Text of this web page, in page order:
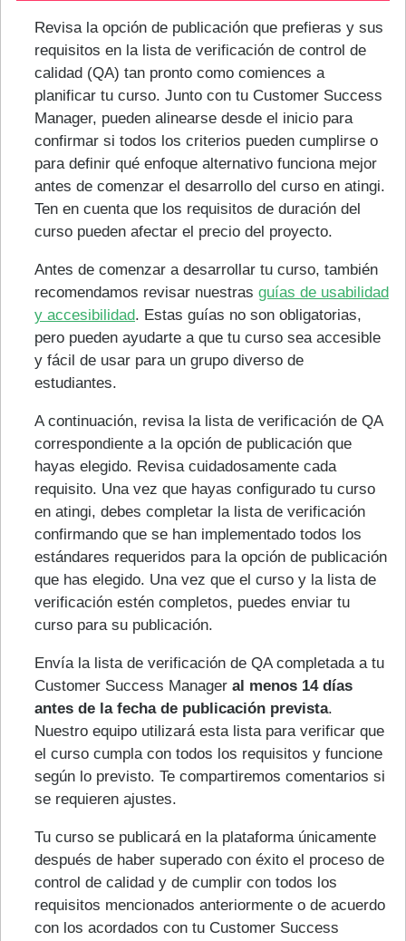
Revisa la opción de publicación que prefieras y sus
requisitos en la lista de verificación de control de
calidad (QA) tan pronto como comiences a
planificar tu curso. Junto con tu Customer Success
Manager, pueden alinearse desde el inicio para
confirmar si todos los criterios pueden cumplirse o
para definir qué enfoque alternativo funciona mejor
antes de comenzar el desarrollo del curso en atingi.
Ten en cuenta que los requisitos de duración del
curso pueden afectar el precio del proyecto.
Antes de comenzar a desarrollar tu curso, también
recomendamos revisar nuestras guías de usabilidad
y accesibilidad. Estas guías no son obligatorias,
pero pueden ayudarte a que tu curso sea accesible
y fácil de usar para un grupo diverso de
estudiantes.
A continuación, revisa la lista de verificación de QA
correspondiente a la opción de publicación que
hayas elegido. Revisa cuidadosamente cada
requisito. Una vez que hayas configurado tu curso
en atingi, debes completar la lista de verificación
confirmando que se han implementado todos los
estándares requeridos para la opción de publicación
que has elegido. Una vez que el curso y la lista de
verificación estén completos, puedes enviar tu
curso para su publicación.
Envía la lista de verificación de QA completada a tu
Customer Success Manager al menos 14 días
antes de la fecha de publicación prevista.
Nuestro equipo utilizará esta lista para verificar que
el curso cumpla con todos los requisitos y funcione
según lo previsto. Te compartiremos comentarios si
se requieren ajustes.
Tu curso se publicará en la plataforma únicamente
después de haber superado con éxito el proceso de
control de calidad y de cumplir con todos los
requisitos mencionados anteriormente o de acuerdo
con los acordados con tu Customer Success